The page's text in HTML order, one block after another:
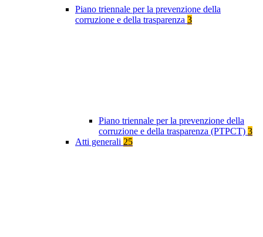
Piano triennale per la prevenzione della
corruzione e della trasparenza 3
Piano triennale per la prevenzione della
corruzione e della trasparenza (PTPCT) 3
Atti generali 25